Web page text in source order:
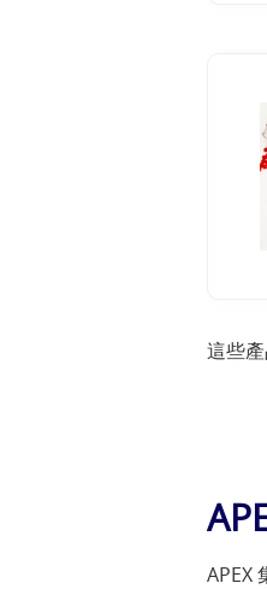
這些
APEX